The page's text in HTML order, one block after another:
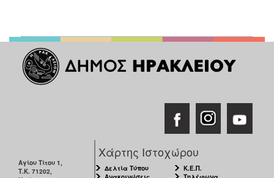
Αγίου Τίτου 1,
Τ.Κ. 71202,
Χάρτης Ιστοχώρου
Δελτία Τύπου
Κ.Ε.Π.